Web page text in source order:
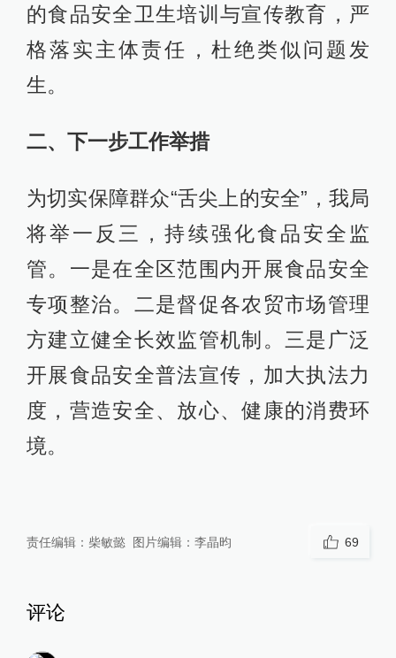
的食品安全卫生培训与宣传教育，严
格落实主体责任，杜绝类似问题发
生。
二、下一步工作举措
为切实保障群众“舌尖上的安全”，我局
将举一反三，持续强化食品安全监
管。一是在全区范围内开展食品安全
专项整治。二是督促各农贸市场管理
方建立健全长效监管机制。三是广泛
开展食品安全普法宣传，加大执法力
度，营造安全、放心、健康的消费环
境。
责任编辑： 柴敏懿 图片编辑： 李晶昀 69
评论